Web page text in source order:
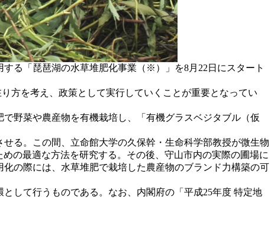
る「琵琶湖の水草堆肥化事業（※）」を8月22日にスタート
方を考え、政策として実行していくことが重要となってい
野菜や農産物を有機栽培し、「有機グラスベジタブル（仮
る。この間、立命館大学の久保幹・生命科学部教授が微生物
の最適な方法を研究する。その後、守山市内の実際の圃場に
の際には、水草堆肥で栽培した農産物のブランド力構築の可
して行うものである。なお、内閣府の「平成25年度 特定地